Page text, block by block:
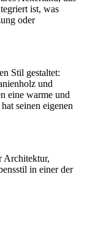
ist, was
oder
Stil gestaltet:
und
eine warme und
seinen eigenen
Architektur,
in einer der